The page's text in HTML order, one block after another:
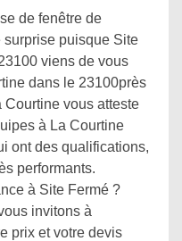
de fenêtre de
surprise puisque Site
viens de vous
dans le 23100près
vous atteste
à La Courtine
ont des qualifications,
performants.
à Site Fermé ?
invitons à
prix et votre devis